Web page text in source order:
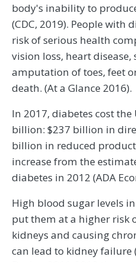
body's inability to
(CDC, 2019). People with
risk of serious health
vision loss, heart
amputation of toes, feet
death. (At a Glance 2016).
In 2017, diabetes cost the
billion: $237 billion in
billion in reduced
increase from the
diabetes in 2012 (ADA
High blood sugar levels
put them at a higher risk
kidneys and causing
can lead to kidney failure